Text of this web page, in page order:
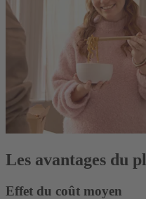
Les avantages du
Effet du coût moyen